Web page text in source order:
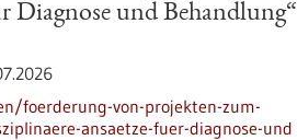
und Behandlung“
foerderung-von-projekten-zum-
ansaetze-fuer-diagnose-und